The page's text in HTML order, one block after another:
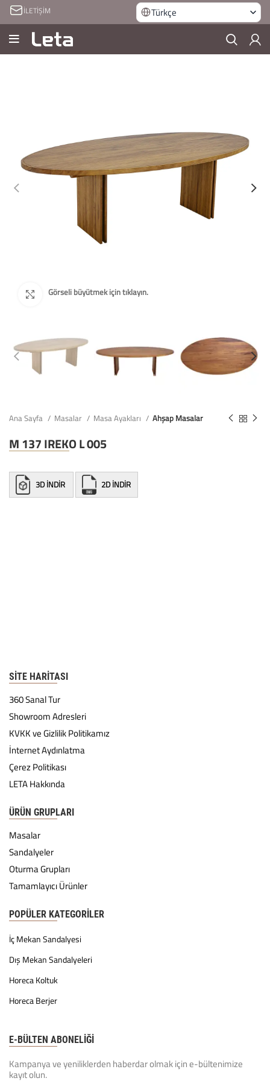
İLETİŞİM Türkçe
Ana Sayfa Masalar Masa Ayakları Ahşap Masalar
M 137 IREKO L 005
3D İNDİR 2D İNDİR
SITE HARITASI
360 Sanal Tur
Showroom Adresleri
KVKK ve Gizlilik Politikamız
İnternet Aydınlatma
Çerez Politikası
LETA Hakkında
ÜRÜN GRUPLARI
Masalar
Sandalyeler
Oturma Grupları
Tamamlayıcı Ürünler
POPÜLER KATEGORILER
İç Mekan Sandalyesi
Dış Mekan Sandalyeleri
Horeca Koltuk
Horeca Berjer
E-BÜLTEN ABONELİĞİ
Kampanya ve yeniliklerden haberdar olmak için e-bültenimize
kayıt olun.